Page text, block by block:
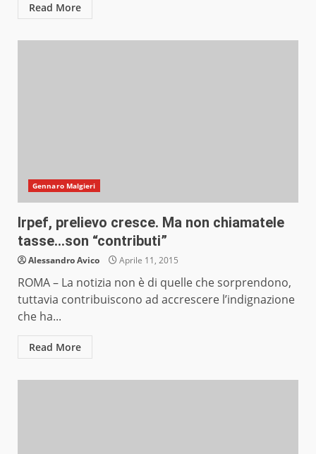
Read More
Gennaro Malgieri
Irpef, prelievo cresce. Ma non chiamatele
tasse…son “contributi”
Alessandro Avico Aprile 11, 2015
ROMA – La notizia non è di quelle che sorprendono,
tuttavia contribuiscono ad accrescere l’indignazione
che ha...
Read More